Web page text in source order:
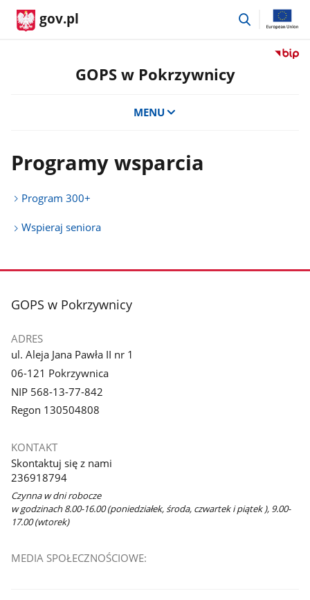
gov.pl
przejdź
Przejdź
GOPS w Pokrzywnicy
MENU
Programy wsparcia
Program 300+
Wspieraj seniora
stopka
GOPS w Pokrzywnicy
ADRES
ul. Aleja Jana Pawła II nr 1
06-121 Pokrzywnica
NIP 568-13-77-842
Regon 130504808
KONTAKT
Skontaktuj się z nami
236918794
Czynna w dni robocze
w godzinach 8.00-16.00 (poniedziałek, środa, czwartek i piątek ), 9.00-
17.00 (wtorek)
MEDIA SPOŁECZNOŚCIOWE: